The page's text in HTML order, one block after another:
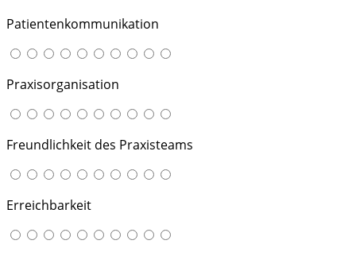
Patientenkommunikation
Praxisorganisation
Freundlichkeit des Praxisteams
Erreichbarkeit